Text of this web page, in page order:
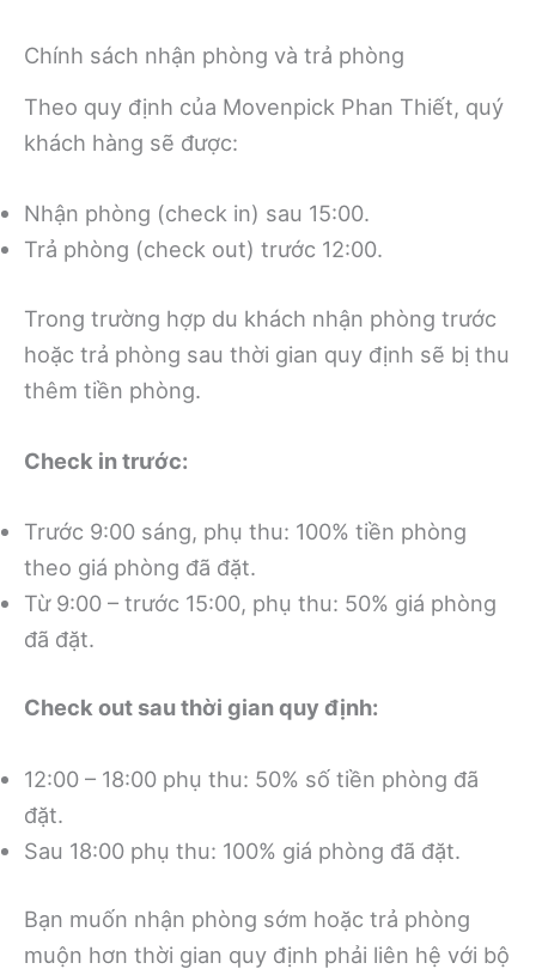
Chính sách nhận phòng và trả phòng
Theo quy định của Movenpick Phan Thiết, quý
khách hàng sẽ được:
Nhận phòng (check in) sau 15:00.
Trả phòng (check out) trước 12:00.
Trong trường hợp du khách nhận phòng trước
hoặc trả phòng sau thời gian quy định sẽ bị thu
thêm tiền phòng.
Check in trước:
Trước 9:00 sáng, phụ thu: 100% tiền phòng
theo giá phòng đã đặt.
Từ 9:00 – trước 15:00, phụ thu: 50% giá phòng
đã đặt.
Check out sau thời gian quy định:
12:00 – 18:00 phụ thu: 50% số tiền phòng đã
đặt.
Sau 18:00 phụ thu: 100% giá phòng đã đặt.
Bạn muốn nhận phòng sớm hoặc trả phòng
muộn hơn thời gian quy định phải liên hệ với bộ